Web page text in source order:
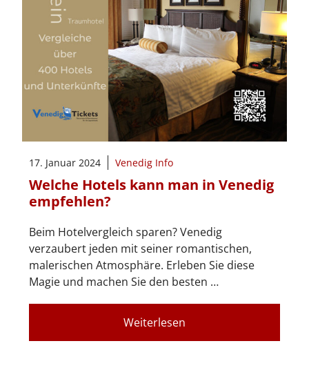
17. Januar 2024 Venedig Info
Welche Hotels kann man in Venedig
empfehlen?
Beim Hotelvergleich sparen? Venedig
verzaubert jeden mit seiner romantischen,
malerischen Atmosphäre. Erleben Sie diese
Magie und machen Sie den besten …
Weiterlesen